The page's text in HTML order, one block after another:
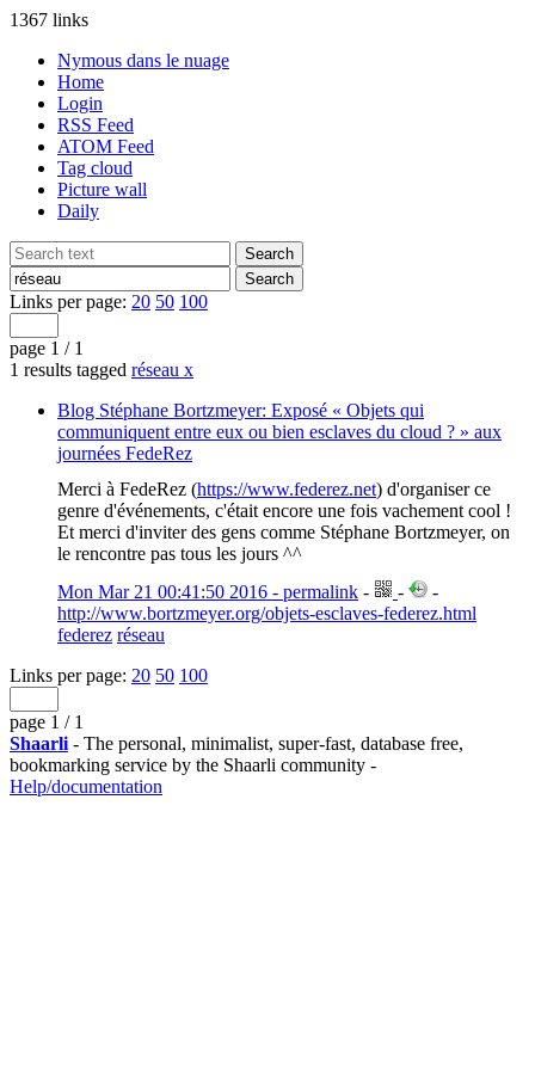
1367 links
Nymous dans le nuage
Home
Login
RSS Feed
ATOM Feed
Tag cloud
Picture wall
Daily
Links per page: 20 50 100
page 1 / 1
1 results tagged réseau x
Blog Stéphane Bortzmeyer: Exposé « Objets qui
communiquent entre eux ou bien esclaves du cloud ? » aux
journées FedeRez
Merci à FedeRez (https://www.federez.net) d'organiser ce
genre d'événements, c'était encore une fois vachement cool !
Et merci d'inviter des gens comme Stéphane Bortzmeyer, on
le rencontre pas tous les jours ^^
Mon Mar 21 00:41:50 2016 - permalink - -
-
http://www.bortzmeyer.org/objets-esclaves-federez.html
federez réseau
Links per page: 20 50 100
page 1 / 1
Shaarli - The personal, minimalist, super-fast, database free,
bookmarking service by the Shaarli community -
Help/documentation